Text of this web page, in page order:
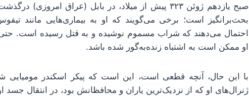
صبح یازدهم ژوئن ۳۲۳ پیش از میلاد، در بابل (عراق
بحث‌برانگیز است؛ برخی می‌گویند که او به بیماری‌هایی مانند تیفوس
احتمال می‌دهند که شراب مسموم نوشیده و به قتل رسیده است.
او ممکن است به اشتباه زنده‌به‌گور شده باشد.
با این حال، آنچه قطعی است، این است که پیکر اسکندر
ژنرال‌های او که از نزدیک‌ترین یاران و محافظانش بود، در انتقال